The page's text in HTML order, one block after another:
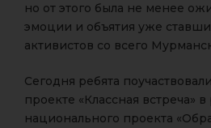
но от этого была не менее
эмоции и объятия уже
активистов со всего
Сегодня ребята
проекте «Классная встреча» в
национального проекта